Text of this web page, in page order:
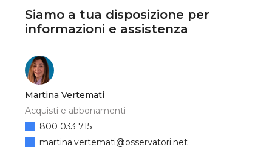
Siamo a tua disposizione per
informazioni e assistenza
Martina Vertemati
Acquisti e abbonamenti
800 033 715
martina.vertemati@osservatori.net